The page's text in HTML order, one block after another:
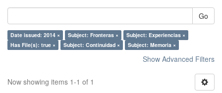
Go
Date issued: 2014 × Subject: Fronteras ×
Subject: Experiencias ×
Has File(s): true ×
Subject: Continuidad × Subject: Memoria ×
Show Advanced Filters
Now showing items 1-1 of 1